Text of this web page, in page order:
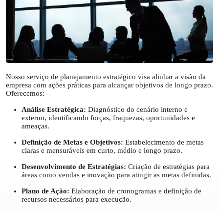
Nosso serviço de planejamento estratégico visa alinhar a visão da
empresa com ações práticas para alcançar objetivos de longo prazo.
Oferecemos:
Análise Estratégica: Diagnóstico do cenário interno e
externo, identificando forças, fraquezas, oportunidades e
ameaças.
Definição de Metas e Objetivos: Estabelecimento de metas
claras e mensuráveis em curto, médio e longo prazo.
Desenvolvimento de Estratégias: Criação de estratégias para
áreas como vendas e inovação para atingir as metas definidas.
Plano de Ação: Elaboração de cronogramas e definição de
recursos necessários para execução.